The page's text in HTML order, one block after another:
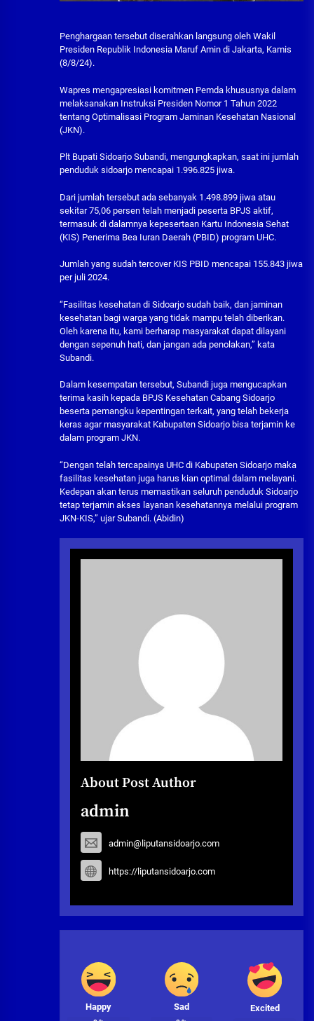
Penghargaan tersebut diserahkan langsung oleh Wakil
Presiden Republik Indonesia Maruf Amin di Jakarta, Kamis
(8/8/24).
Wapres mengapresiasi komitmen Pemda khususnya dalam
melaksanakan Instruksi Presiden Nomor 1 Tahun 2022
tentang Optimalisasi Program Jaminan Kesehatan Nasional
(JKN).
Plt Bupati Sidoarjo Subandi, mengungkapkan, saat ini jumlah
penduduk sidoarjo mencapai 1.996.825 jiwa.
Dari jumlah tersebut ada sebanyak 1.498.899 jiwa atau
sekitar 75,06 persen telah menjadi peserta BPJS aktif,
termasuk di dalamnya kepesertaan Kartu Indonesia Sehat
(KIS) Penerima Bea Iuran Daerah (PBID) program UHC.
Jumlah yang sudah tercover KIS PBID mencapai 155.843 jiwa
per juli 2024.
“Fasilitas kesehatan di Sidoarjo sudah baik, dan jaminan
kesehatan bagi warga yang tidak mampu telah diberikan.
Oleh karena itu, kami berharap masyarakat dapat dilayani
dengan sepenuh hati, dan jangan ada penolakan,” kata
Subandi.
Dalam kesempatan tersebut, Subandi juga mengucapkan
terima kasih kepada BPJS Kesehatan Cabang Sidoarjo
beserta pemangku kepentingan terkait, yang telah bekerja
keras agar masyarakat Kabupaten Sidoarjo bisa terjamin ke
dalam program JKN.
“Dengan telah tercapainya UHC di Kabupaten Sidoarjo maka
fasilitas kesehatan juga harus kian optimal dalam melayani.
Kedepan akan terus memastikan seluruh penduduk Sidoarjo
tetap terjamin akses layanan kesehatannya melalui program
JKN-KIS,” ujar Subandi. (Abidin)
About Post Author
admin
admin@liputansidoarjo.com
https://liputansidoarjo.com
Happy Sad Excited